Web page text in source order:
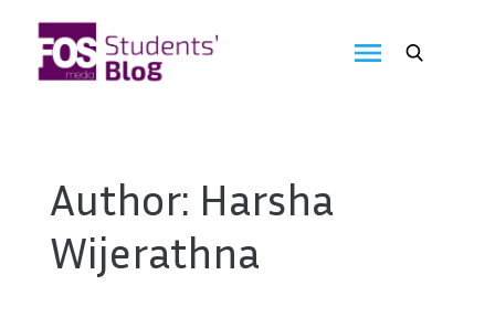
content
Blog
Author: Harsha
Wijerathna